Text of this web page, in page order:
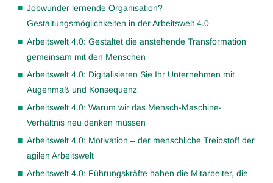
Jobwunder lernende Organisation?
Gestaltungsmöglichkeiten in der Arbeitswelt 4.0
Arbeitswelt 4.0: Gestaltet die anstehende Transformation
gemeinsam mit den Menschen
Arbeitswelt 4.0: Digitalisieren Sie Ihr Unternehmen mit
Augenmaß und Konsequenz
Arbeitswelt 4.0: Warum wir das Mensch-Maschine-
Verhältnis neu denken müssen
Arbeitswelt 4.0: Motivation – der menschliche Treibstoff der
agilen Arbeitswelt
Arbeitswelt 4.0: Führungskräfte haben die Mitarbeiter, die